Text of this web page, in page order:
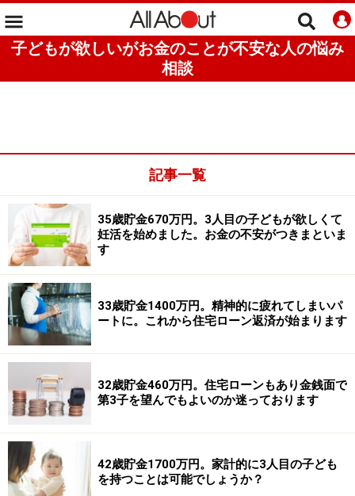
子どもが欲しいがお金のことが不安な人の悩み
相談
記事一覧
35歳貯金670万円。3人目の子どもが欲しくて
妊活を始めました。お金の不安がつきまといま
す
33歳貯金1400万円。精神的に疲れてしまいパ
ートに。これから住宅ローン返済が始まります
32歳貯金460万円。住宅ローンもあり金銭面で
第3子を望んでもよいのか迷っております
42歳貯金1700万円。家計的に3人目の子ども
を持つことは可能でしょうか？